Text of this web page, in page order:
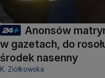
Anonsów
w gazetach, do
środek nasenny
K. Ziółkowska